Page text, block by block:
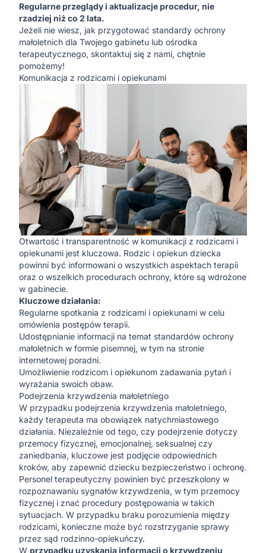
Regularne przeglądy i aktualizacje procedur, nie
rzadziej niż co 2 lata.
Jeżeli nie wiesz, jak przygotować standardy ochrony
małoletnich dla Twojego gabinetu lub ośrodka
terapeutycznego, skontaktuj się z nami, chętnie
pomożemy!
Komunikacja z rodzicami i opiekunami
Otwartość i transparentność w komunikacji z rodzicami i
opiekunami jest kluczowa. Rodzic i opiekun dziecka
powinni być informowani o wszystkich aspektach terapii
oraz o wszelkich procedurach ochrony, które są wdrożone
w gabinecie.
Kluczowe działania:
Regularne spotkania z rodzicami i opiekunami w celu
omówienia postępów terapii.
Udostępnianie informacji na temat standardów ochrony
małoletnich w formie pisemnej, w tym na stronie
internetowej poradni.
Umożliwienie rodzicom i opiekunom zadawania pytań i
wyrażania swoich obaw.
Podejrzenia krzywdzenia małoletniego
W przypadku podejrzenia krzywdzenia małoletniego,
każdy terapeuta ma obowiązek natychmiastowego
działania. Niezależnie od tego, czy podejrzenie dotyczy
przemocy fizycznej, emocjonalnej, seksualnej czy
zaniedbania, kluczowe jest podjęcie odpowiednich
kroków, aby zapewnić dziecku bezpieczeństwo i ochronę.
Personel terapeutyczny powinien być przeszkolony w
rozpoznawaniu sygnałów krzywdzenia, w tym przemocy
fizycznej i znać procedury postępowania w takich
sytuacjach. W przypadku braku porozumienia między
rodzicami, konieczne może być rozstrzyganie sprawy
przez sąd rodzinno-opiekuńczy.
W przypadku uzyskania informacji o krzywdzeniu